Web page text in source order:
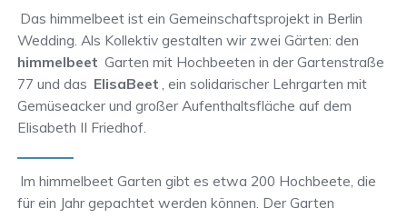
Das himmelbeet ist ein Gemeinschaftsprojekt in Berlin
Wedding. Als Kollektiv gestalten wir zwei Gärten: den
himmelbeet Garten mit Hochbeeten in der Gartenstraße
77 und das ElisaBeet , ein solidarischer Lehrgarten mit
Gemüseacker und großer Aufenthaltsfläche auf dem
Elisabeth II Friedhof.
Im himmelbeet Garten gibt es etwa 200 Hochbeete, die
für ein Jahr gepachtet werden können. Der Garten